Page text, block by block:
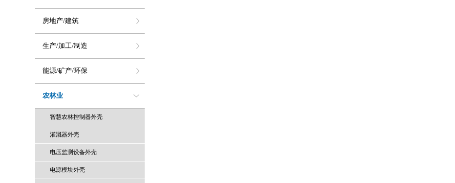
房地产/建筑
生产/加工/制造
能源/矿产/环保
农林业
智慧农林控制器外壳
灌溉器外壳
电压监测设备外壳
电源模块外壳